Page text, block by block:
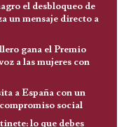
el desbloqueo de
un mensaje directo a
gana el Premio
a las mujeres con
a España con un
social
lo que debes